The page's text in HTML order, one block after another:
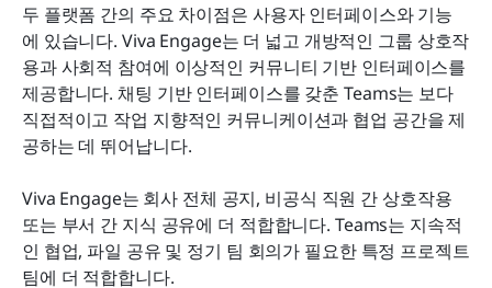
두 플랫폼 간의 주요 차이점은 사용자 인터페이스와 기능
에 있습니다. Viva Engage는 더 넓고 개방적인 그룹 상호작
용과 사회적 참여에 이상적인 커뮤니티 기반 인터페이스를
제공합니다. 채팅 기반 인터페이스를 갖춘 Teams는 보다
직접적이고 작업 지향적인 커뮤니케이션과 협업 공간을 제
공하는 데 뛰어납니다.
Viva Engage는 회사 전체 공지, 비공식 직원 간 상호작용
또는 부서 간 지식 공유에 더 적합합니다. Teams는 지속적
인 협업, 파일 공유 및 정기 팀 회의가 필요한 특정 프로젝트
팀에 더 적합합니다.